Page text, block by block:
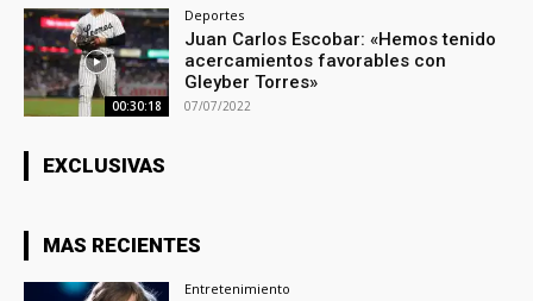
00:30:18
Deportes
Juan Carlos Escobar: «Hemos tenido
acercamientos favorables con
Gleyber Torres»
07/07/2022
EXCLUSIVAS
MAS RECIENTES
Entretenimiento